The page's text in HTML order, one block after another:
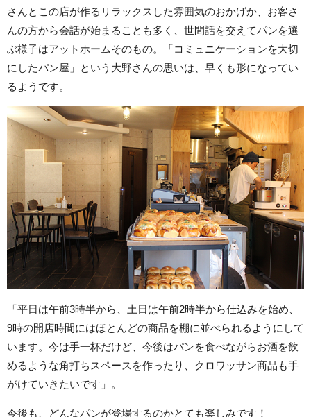
さんとこの店が作るリラックスした雰囲気のおかげか、お客さ
んの方から会話が始まることも多く、世間話を交えてパンを選
ぶ様子はアットホームそのもの。「コミュニケーションを大切
にしたパン屋」という大野さんの思いは、早くも形になってい
るようです。
「平日は午前3時半から、土日は午前2時半から仕込みを始め、
9時の開店時間にはほとんどの商品を棚に並べられるようにして
います。今は手一杯だけど、今後はパンを食べながらお酒を飲
めるような角打ちスペースを作ったり、クロワッサン商品も手
がけていきたいです」。
今後も、どんなパンが登場するのかとても楽しみです！